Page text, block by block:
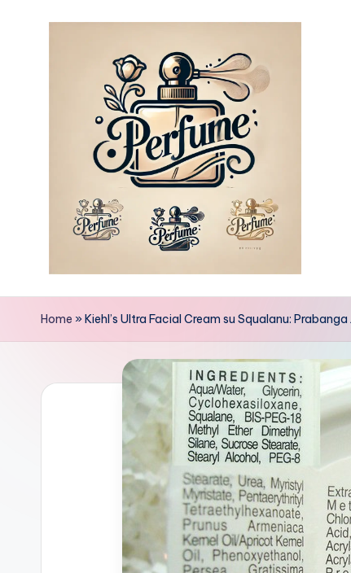
Home »Kiehl’s Ultra Facial Cream su Squalanu: Prabanga